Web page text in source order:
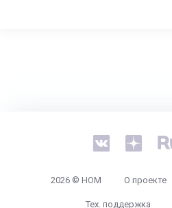
2026 © НОМ О проекте
Тех. поддержка